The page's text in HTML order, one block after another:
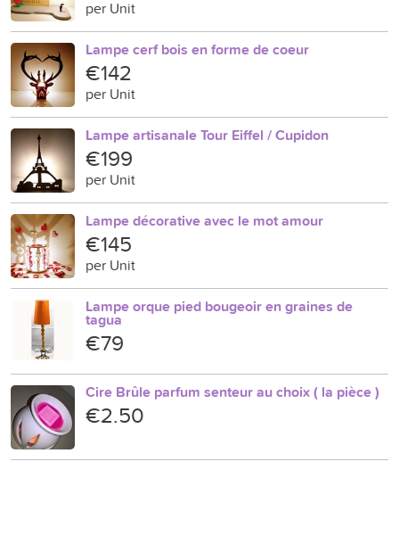
per Unit
Lampe cerf bois en forme de coeur
€142
per Unit
Lampe artisanale Tour Eiffel / Cupidon
€199
per Unit
Lampe décorative avec le mot amour
€145
per Unit
Lampe orque pied bougeoir en graines de
tagua
€79
Cire Brûle parfum senteur au choix ( la pièce )
€2.50